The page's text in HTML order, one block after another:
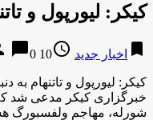
کیکر: لیورپول و
bookmark اخبار جدید access_time
10 years ago
chat_bubble0
کیکر: لیورپول و تاتنهام به
خبرگزاری کیکر مدعی شد که
شورله، مهاجم ولفسبورگ